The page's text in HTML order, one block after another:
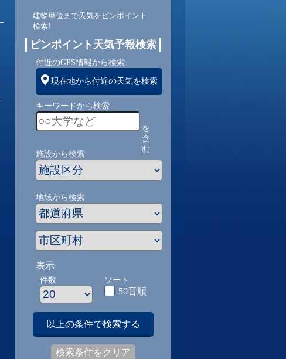
3 3 3 4
建物単位まで天気をピンポイント
検索!
ピンポイント天気予報検索
付近のGPS情報から検索
現在地から付近の天気を検索
キーワードから検索
を
含
む
施設から検索
地域から検索
表示
件数 ソート
50音順
以上の条件で検索する
検索条件をクリア